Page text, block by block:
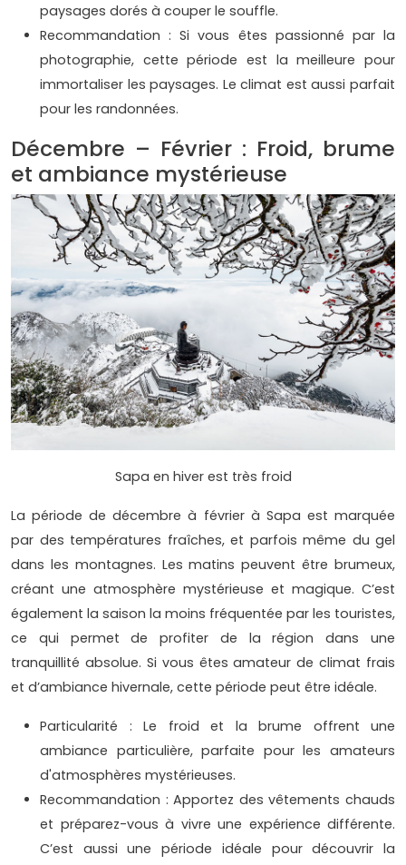
paysages dorés à couper le souffle.
Recommandation : Si vous êtes passionné par la
photographie, cette période est la meilleure pour
immortaliser les paysages. Le climat est aussi parfait
pour les randonnées.
Décembre – Février : Froid, brume
et ambiance mystérieuse
Sapa en hiver est très froid
La période de décembre à février à Sapa est marquée
par des températures fraîches, et parfois même du gel
dans les montagnes. Les matins peuvent être brumeux,
créant une atmosphère mystérieuse et magique. C’est
également la saison la moins fréquentée par les touristes,
ce qui permet de profiter de la région dans une
tranquillité absolue. Si vous êtes amateur de climat frais
et d’ambiance hivernale, cette période peut être idéale.
Particularité : Le froid et la brume offrent une
ambiance particulière, parfaite pour les amateurs
d'atmosphères mystérieuses.
Recommandation : Apportez des vêtements chauds
et préparez-vous à vivre une expérience différente.
C’est aussi une période idéale pour découvrir la